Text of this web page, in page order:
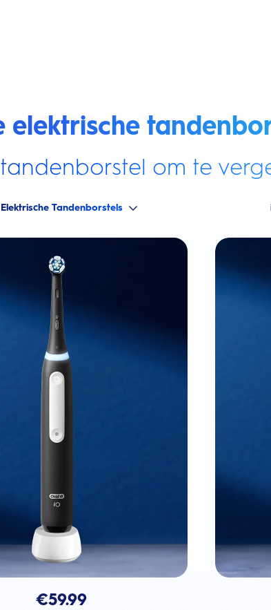
elektrische
om te
Tandenborstels
€59.99